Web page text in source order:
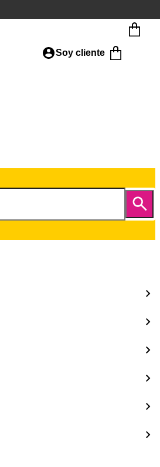
Soy cliente